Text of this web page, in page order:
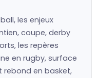
les enjeux
coupe, derby
les repères
en rugby, surface
rebond en basket,